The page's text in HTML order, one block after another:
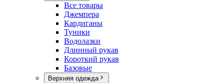
Все товары
Джемпера
Кардиганы
Туники
Водолазки
Длинный рукав
Короткий рукав
Базовые
Верхняя одежда